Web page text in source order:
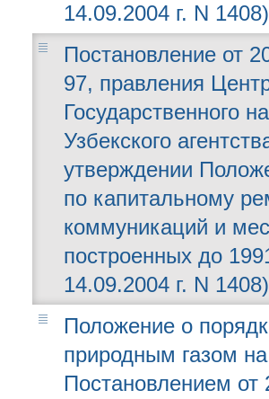
14.09.2004 г. N 1408)
Постановление от
97, правления
Государственного
Узбекского
утверждении
по капитальному
коммуникаций и
построенных до
14.09.2004 г. N 1408)
Положение о
природным газом
Постановлением